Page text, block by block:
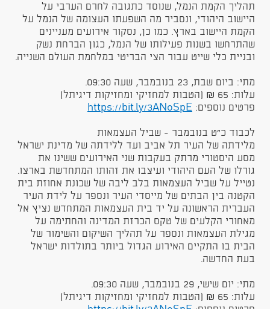
תהליך הקמת הנמל, שנוסד כתגובה לחרם הערבי על
היישוב היהודי, ונסביר מה השפעתו העצומה של הנמל על
הקמת היישוב בארץ. כמו כן, נסקור אירועים מעניינים
שהתרחשו בשנות פעילותו של הנמל, כגון הברחת נשק
ובניית כלי שייט עבור הצי הבריטי במלחמת העולם השנייה.
מתי: ביום שבת, 23 בנובמבר, שעה 09:30.
עלות: 65 ₪ (הטבות למחזיקי ומחזיקות דיגיתל)
פרטים נוספים: https://bit.ly/3ANoSpE
לכבוד כ"ט בנובמבר - שביל העצמאות
מלידתה של העיר תל אביב ועד ללידתה של מדינת ישראל
מסע היסטורי מרתק בעקבות שני האירועים ששינו את
גורלו של העם היהודי ועיצבו את זהותו המתחדשת בארצו.
נטייל על שביל העצמאות בלב ליבה של שכונת אחוזת בית
הקטנה בין הבתים של מייסדי העיר ונספר על לידת העיר
העברית הראשונה על יד בית העצמאות המתחדש נציץ אל
מאחורי הקלעים של טקס הכרזת המדינה והחתימה על
מגילת העצמאות ונספר על תהליך השיקום והשימור של
הבית בו התקיים האירוע הגדול ביותר בתולדות ישראל
בעת החדשה.
מתי: יום שישי, 29 בנובמבר, שעה 09:30.
עלות: 65 ₪ (הטבות למחזיקי ומחזיקות דיגיתל)